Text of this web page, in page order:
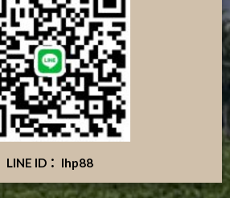
LINE ID： lhp88